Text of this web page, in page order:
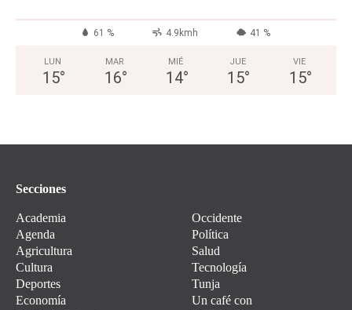
61 % 4.9kmh 41 %
LUN
15°
MAR
16°
MIÉ
14°
JUE
15°
VIE
15°
Secciones
Academia
Agenda
Agricultura
Cultura
Deportes
Economía
Occidente
Política
Salud
Tecnología
Tunja
Un café con